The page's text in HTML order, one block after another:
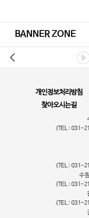
BANNER ZONE
개인정보처리방침
찾아오시는길
(TEL : 031-
(TEL : 031-
수
(TEL : 031-
(TEL : 031-